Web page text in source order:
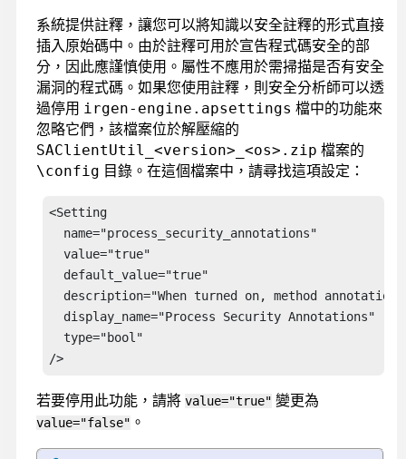
系統提供註釋，讓您可以將知識以安全註釋的形式直接
插入原始碼中。由於註釋可用於宣告程式碼安全的部
分，因此應謹慎使用。屬性不應用於需掃描是否有安全
漏洞的程式碼。如果您使用註釋，則安全分析師可以透
過停用 irgen-engine.apsettings 檔中的功能來
忽略它們，該檔案位於解壓縮的
SAClientUtil_<version>_<os>.zip 檔案的
\config 目錄。在這個檔案中，請尋找這項設定：
<Setting
  name="process_security_annotations"
  value="true"
  default_value="true"
description="When turned on, method
  display_name="Process Security Annotations"
  type="bool"
/>
若要停用此功能，請將 value="true" 變更為
value="false" 。